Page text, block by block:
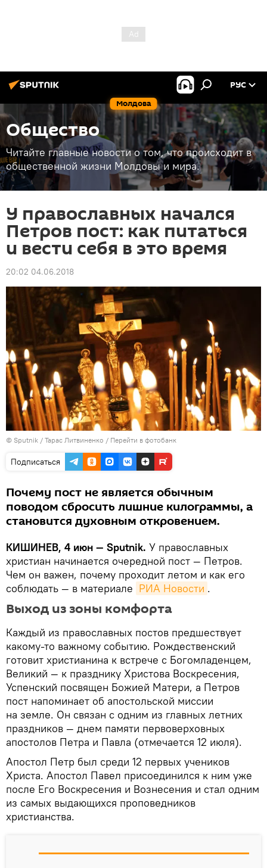
Молдова
РУС
Общество
Читайте главные новости о том, что происходит в
общественной жизни Молдовы и мира.
У православных начался
Петров пост: как питаться
и вести себя в это время
20:02 04.06.2018
© Sputnik / Тарас Литвиненко / Перейти в фотобанк
Подписаться
Почему пост не является обычным
поводом сбросить лишние килограммы, а
становится духовным откровением.
КИШИНЕВ, 4 июн — Sputnik. У православных
христиан начинается очередной пост — Петров.
Чем он важен, почему проходит летом и как его
соблюдать — в материале РИА Новости .
Выход из зоны комфорта
Каждый из православных постов предшествует
какому-то важному событию. Рождественский
готовит христианинa к встрече с Богомладенцем,
Великий — к празднику Христова Воскресения,
Успенский посвящен Божией Матери, а Петров
пост напоминает об апостольской миссии
на земле. Он связан с одним из главных летних
праздников — днем памяти первоверховных
апостолов Петра и Павла (отмечается 12 июля).
Апостол Петр был среди 12 первых учеников
Христа. Апостол Павел присоединился к ним уже
после Его Воскресения и Вознесения и стал одним
из самых выдающихся проповедников
христианства.